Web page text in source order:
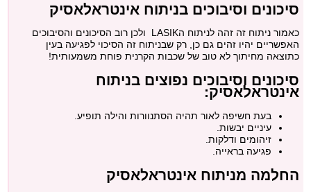
סיכונים וסיבוכים בניתוח אינטראלאסיק
כאמור ניתוח זה זהה לניתוח הLASIK ולכן רוב הסיכונים והסיבוכים
האפשריים יהיו זהים גם כן, רק שבניתוח זה הסיכוי לפגיעה בעין
כתוצאה מחיתוך לא טוב של שכבות הקרנית פוחת משמעותית!
סיכונים וסיבוכים נפוצים בניתוח
אינטראלאסיק:
בעת חשיפה לאור תהיה הסתנוורות והילה תופיע.
עיניים יבשות.
זיהומים ודלקות.
פגיעה בראייה.
החלמה מניתוח אינטראלאסיק